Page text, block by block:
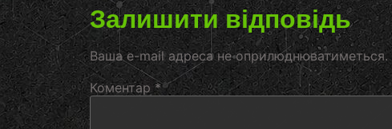
Залишити відповідь
Ваша e-mail адреса не оприлюднюватиметься.
Коментар *